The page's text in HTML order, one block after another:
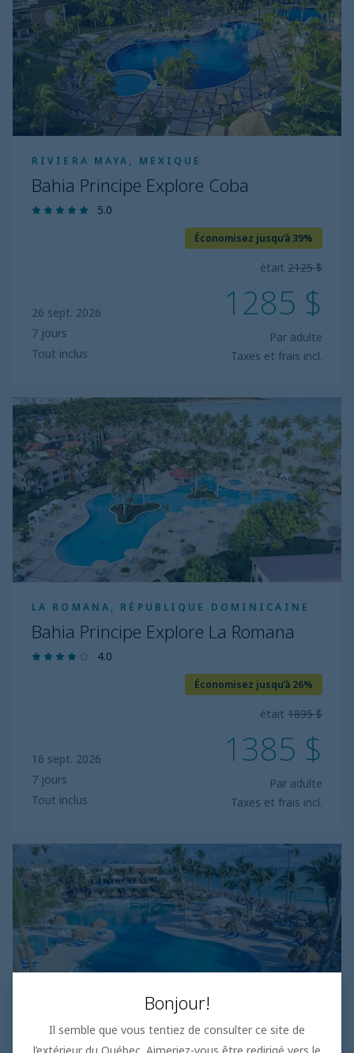
RIVIERA MAYA, MEXIQUE
Bahia Principe Explore Coba
5.0
26 sept. 2026
7 jours
Tout inclus
Économisez jusqu’à 39%
était 2125 $
1285 $
Par adulte
Taxes et frais incl.
Coba
LA ROMANA, RÉPUBLIQUE DOMINICAINE
Bahia Principe Explore La Romana
4.0
16 sept. 2026
7 jours
Tout inclus
Économisez jusqu’à 26%
était 1895 $
1385 $
Par adulte
Taxes et frais incl.
Bahia
Principe
Explore
La
Romana
Bahia
Principe
Explore
Punta
Cana
Bonjour!
Il semble que vous tentiez de consulter ce site de